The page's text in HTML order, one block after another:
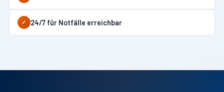
✓ 24/7 für Notfälle erreichbar